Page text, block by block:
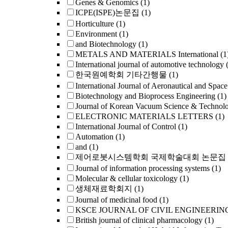
Genes & Genomics (1)
ICPE(ISPE)논문집 (1)
Horticulture (1)
Environment (1)
and Biotechnology (1)
METALS AND MATERIALS International
International journal of automotive technology
한국원예학회 기타간행물 (1)
International Journal of Aeronautical and
Biotechnology and Bioprocess Engineering (1)
Journal of Korean Vacuum Science &
ELECTRONIC MATERIALS LETTERS (1)
International Journal of Control (1)
Automation (1)
and (1)
제어로봇시스템학회 국제학술대회 논문집
Journal of information processing systems (1)
Molecular & cellular toxicology (1)
생체재료학회지 (1)
Journal of medicinal food (1)
KSCE JOURNAL OF CIVIL
British journal of clinical pharmacology (1)